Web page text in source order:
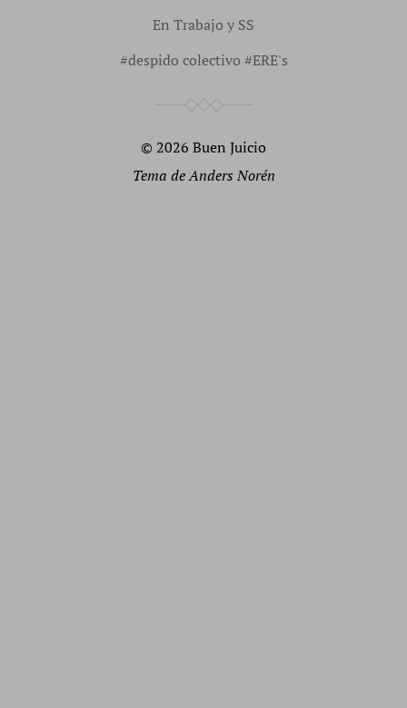
En Trabajo y SS
#despido colectivo #ERE's
© 2026 Buen Juicio
Tema deAnders Norén